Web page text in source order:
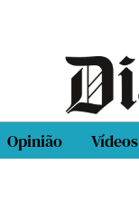
Opinião Vídeos